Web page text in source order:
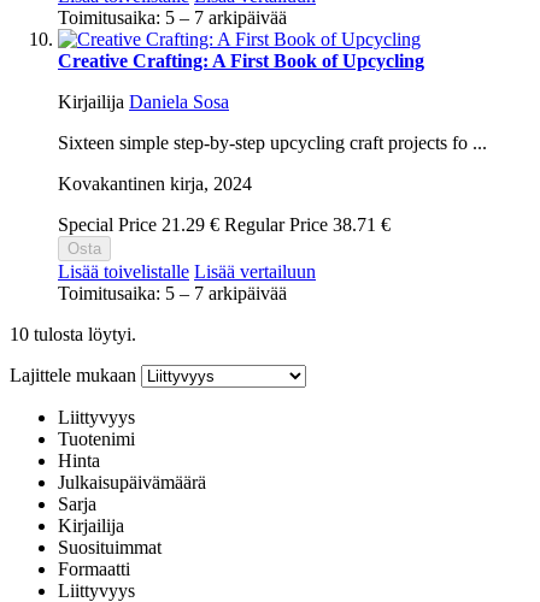
Toimitusaika: 5 – 7 arkipäivää
Creative Crafting: A First Book of Upcycling
Kirjailija Daniela Sosa
Sixteen simple step-by-step upcycling craft projects fo ...
Kovakantinen kirja, 2024
Special Price 21.29 € Regular Price 38.71 €
Osta
Lisää toivelistalle Lisää vertailuun
Toimitusaika: 5 – 7 arkipäivää
10 tulosta löytyi.
Lajittele mukaan
Liittyvyys
Tuotenimi
Hinta
Julkaisupäivämäärä
Sarja
Kirjailija
Suosituimmat
Formaatti
Liittyvyys